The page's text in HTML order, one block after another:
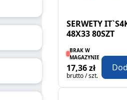
SERWETY
48X33 80SZT
BRAK W
MAGAZYNIE
17,36 zł
brutto / szt.